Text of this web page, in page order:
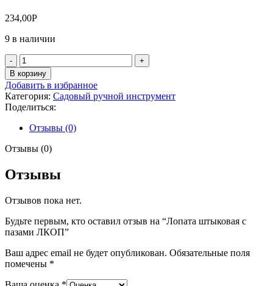
234,00Р
9 в наличии
Количество
товара
Лопата
штыковая
с
пазами
ЛКОП
В корзину
Добавить в избранное
Категория: Садовый ручной инструмент
Поделиться:
Отзывы (0)
Отзывы (0)
Отзывы
Отзывов пока нет.
Будьте первым, кто оставил отзыв на “Лопата штыковая с
пазами ЛКОП”
Ваш адрес email не будет опубликован. Обязательные поля
помечены *